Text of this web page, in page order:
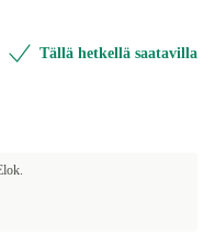
Tällä hetkellä saatavilla